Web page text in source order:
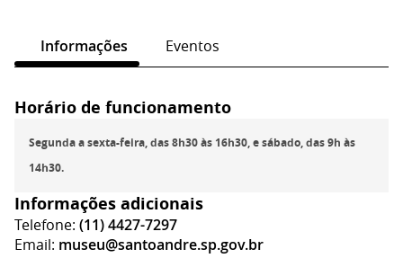
Informações Eventos
Horário de funcionamento
Segunda a sexta-feira, das 8h30 às 16h30, e sábado, das 9h às
14h30.
Informações adicionais
Telefone:(11) 4427-7297
Email: museu@santoandre.sp.gov.br